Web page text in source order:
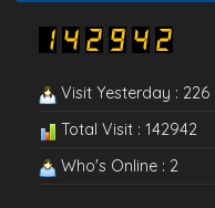
Visit Yesterday : 226
Total Visit : 142942
Who's Online : 2